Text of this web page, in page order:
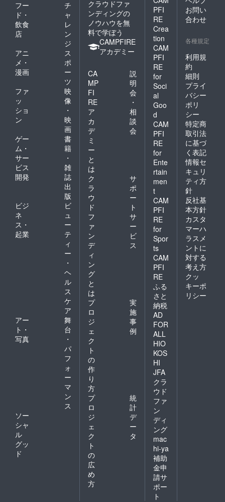
フー
ド・
飲食
店
チ
ャ
レ
ン
ジ
アニ
メ・
漫画
ス
ポ
ー
ツ
ファ
ッ
ショ
ン
映
像
・
映
画
ゲー
ム・
サー
ビス
開発
書
籍
・
雑
誌
出
版
ビジ
ネ
ス・
起業
ビ
ュ
ー
テ
ィ
ー
・
ヘ
ル
ス
ケ
ア
アー
ト・
写真
舞
台
・
パ
フ
ォ
ー
マ
ン
ス
ソー
シャ
ル
グッ
ド
クラウドファ
ンディングの
ノウハウを無
料で学ぼう
CAMPFIRE
アカデミー
CA
MP
FI
RE
ア
カ
デ
ミ
ー
と
は
説
明
会
・
相
談
会
ク
ラ
ウ
ド
フ
ァ
ン
デ
ィ
ン
グ
と
は
サ
ポ
ー
ト
サ
ー
ビ
ス
プ
ロ
ジ
ェ
ク
ト
の
作
り
方
実
施
事
例
プ
ロ
ジ
ェ
ク
ト
の
広
め
方
統
計
デ
ー
タ
PFI
RE
Crea
tion
CAM
PFI
RE
for
Soci
al
Goo
d
CAM
PFI
RE
for
Ente
rtain
men
t
CAM
PFI
RE
for
Spor
ts
CAM
PFI
RE
ふる
さと
納税
AD
FOR
ALL
HIO
KOS
HI
JFA
クラ
ウド
ファ
ン
ディ
ング
mac
hi-ya
補助
金申
請サ
ポー
ト
お問い
合わせ
各種規定
利用規
約
細則
プライ
バシー
ポリ
シー
特定商
取引法
に基づ
く表記
情報セ
キュリ
ティ方
針
反社基
本方針
カスタ
マーハ
ラスメ
ントに
対する
考え方
クッ
キーポ
リシー